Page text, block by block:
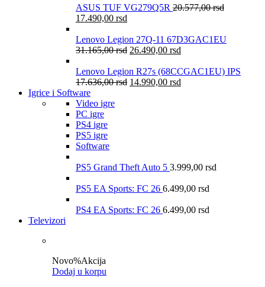
ASUS TUF VG279Q5R 20.577,00rsd
17.490,00 rsd
Lenovo Legion 27Q-11 67D3GAC1EU
31.165,00rsd 26.490,00 rsd
Lenovo Legion R27s (68CCGAC1EU) IPS
17.636,00rsd 14.990,00 rsd
Igrice i Software
Video igre
PC igre
PS4 igre
PS5 igre
Software
PS5 Grand Theft Auto 5 3.999,00 rsd
PS5 EA Sports: FC 26 6.499,00 rsd
PS4 EA Sports: FC 26 6.499,00 rsd
Televizori
Novo%Akcija
Dodaj u korpu